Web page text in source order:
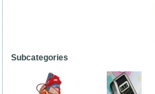
Subcategories